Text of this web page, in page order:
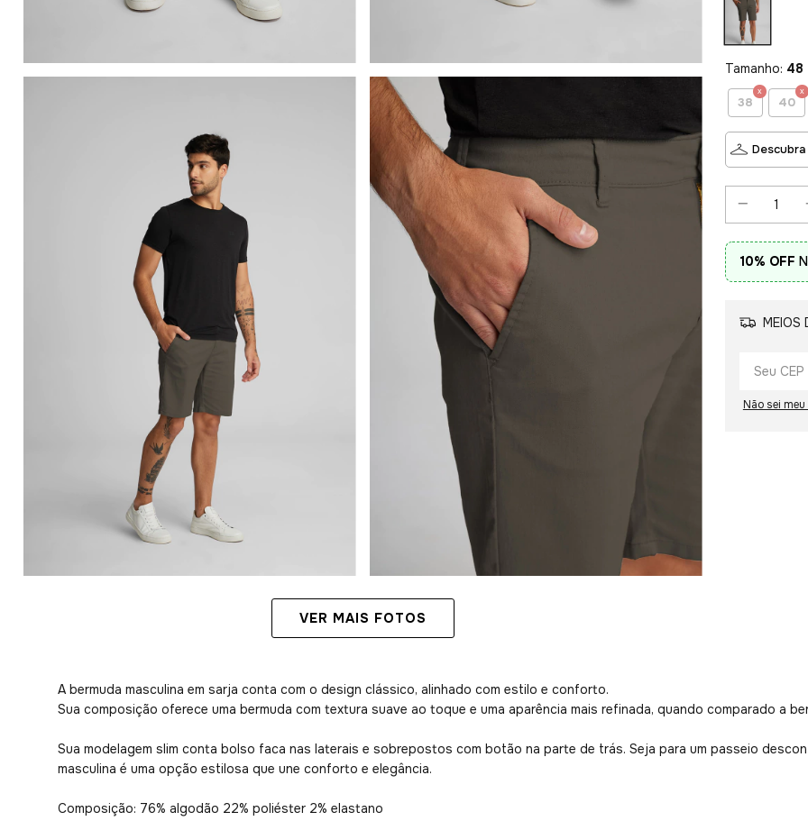
VER MAIS FOTOS
Tamanho: 48
38 40
10% OFF
MEIOS
Não sei meu
A bermuda masculina em sarja conta com o design clássico, alinhado com estilo e conforto.
Sua composição oferece uma bermuda com textura suave ao toque e uma aparência mais refinada, quando comparado a
Sua modelagem slim conta bolso faca nas laterais e sobrepostos com botão na parte de trás. Seja para um passeio
masculina é uma opção estilosa que une conforto e elegância.
Composição: 76% algodão 22% poliéster 2% elastano